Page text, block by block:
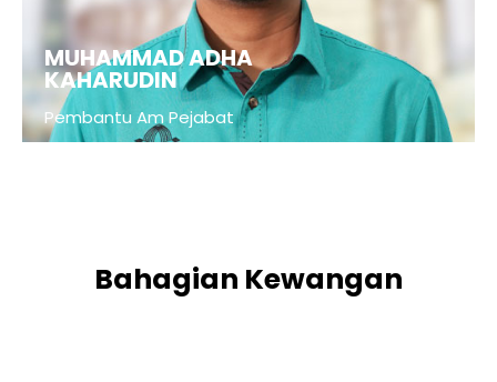
MUHAMMAD ADHA
KAHARUDIN
Pembantu Am Pejabat
Bahagian Kewangan